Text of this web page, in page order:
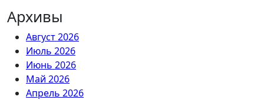
Архивы
Август 2026
Июль 2026
Июнь 2026
Май 2026
Апрель 2026